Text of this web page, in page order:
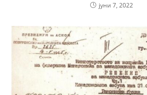
јуни 7, 2022